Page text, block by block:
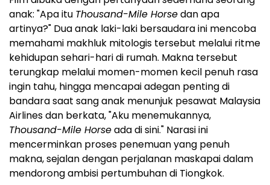
anak: "Apa itu Thousand-Mile Horsedan apa
artinya?" Dua anak laki-laki bersaudara ini mencoba
memahami makhluk mitologis tersebut melalui ritme
kehidupan sehari-hari di rumah. Makna tersebut
terungkap melalui momen-momen kecil penuh rasa
ingin tahu, hingga mencapai adegan penting di
bandara saat sang anak menunjuk pesawat Malaysia
Airlines dan berkata, "Aku menemukannya,
Thousand-Mile Horseada di sini." Narasi ini
mencerminkan proses penemuan yang penuh
makna, sejalan dengan perjalanan maskapai dalam
mendorong ambisi pertumbuhan di Tiongkok.